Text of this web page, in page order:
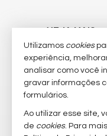
VEJA MAIS
receba
cadastre
imóveis
mapa de
Utilizamos cookies
experiência,
analisar como você
gravar informações
formulários.
Ao utilizar esse site,
de cookies. Para